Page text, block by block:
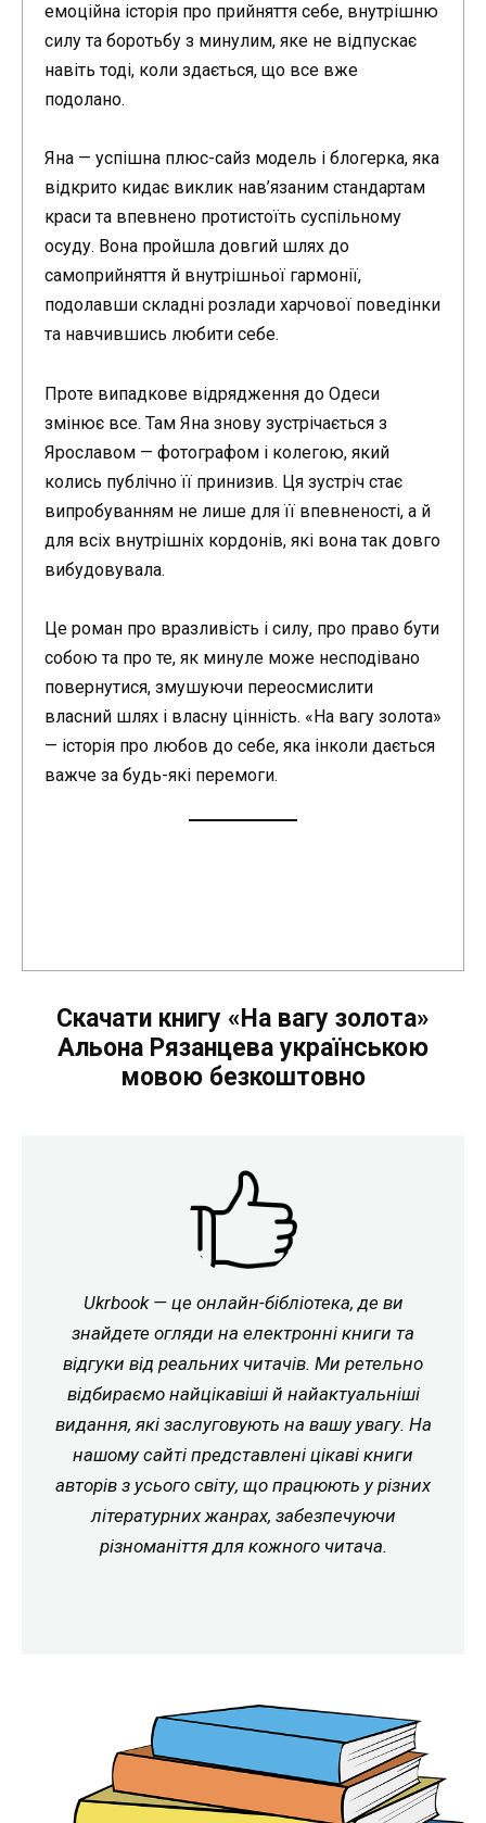
емоційна історія про прийняття себе, внутрішню
силу та боротьбу з минулим, яке не відпускає
навіть тоді, коли здається, що все вже
подолано.
Яна — успішна плюс-сайз модель і блогерка, яка
відкрито кидає виклик нав’язаним стандартам
краси та впевнено протистоїть суспільному
осуду. Вона пройшла довгий шлях до
самоприйняття й внутрішньої гармонії,
подолавши складні розлади харчової поведінки
та навчившись любити себе.
Проте випадкове відрядження до Одеси
змінює все. Там Яна знову зустрічається з
Ярославом — фотографом і колегою, який
колись публічно її принизив. Ця зустріч стає
випробуванням не лише для її впевненості, а й
для всіх внутрішніх кордонів, які вона так довго
вибудовувала.
Це роман про вразливість і силу, про право бути
собою та про те, як минуле може несподівано
повернутися, змушуючи переосмислити
власний шлях і власну цінність. «На вагу золота»
— історія про любов до себе, яка інколи дається
важче за будь-які перемоги.
Скачати книгу «На вагу золота»
Альона Рязанцева українською
мовою безкоштовно
Ukrbook — це онлайн-бібліотека, де ви
знайдете огляди на електронні книги та
відгуки від реальних читачів. Ми ретельно
відбираємо найцікавіші й найактуальніші
видання, які заслуговують на вашу увагу. На
нашому сайті представлені цікаві книги
авторів з усього світу, що працюють у різних
літературних жанрах, забезпечуючи
різноманіття для кожного читача.